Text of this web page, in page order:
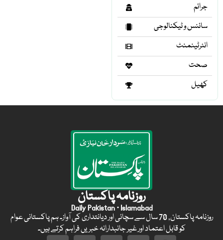
جرائم
سائنس و ٹیکنالوجی
انٹرٹینمنٹ
صحت
کھیل
روزنامہ پاکستان
Daily Pakistan · Islamabad
روزنامہ پاکستان, 70 سال سے سچائی اور دیانتداری کی آواز۔ ہم پاکستانی عوام
کو قابل اعتماد اور غیر جانبدارانہ خبریں فراہم کرتے ہیں۔